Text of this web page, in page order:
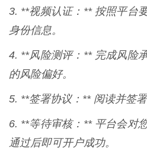
3. **视频认证：** 按照平台
身份信息。
4. **风险测评：** 完成风险
的风险偏好。
5. **签署协议：** 阅读并签署
6. **等待审核：** 平台会对
通过后即可开户成功。